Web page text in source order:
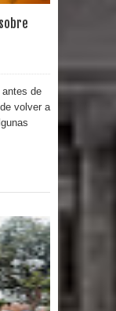
de
volver a